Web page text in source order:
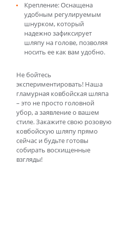
Крепление: Оснащена
удобным регулируемым
шнурком, который
надежно зафиксирует
шляпу на голове, позволяя
носить ее как вам удобно.
Не бойтесь
экспериментировать! Наша
гламурная ковбойская шляпа
– это не просто головной
убор, а заявление о вашем
стиле. Закажите свою розовую
ковбойскую шляпу прямо
сейчас и будьте готовы
собирать восхищенные
взгляды!